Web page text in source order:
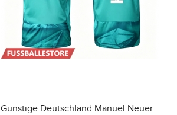
Günstige Deutschland Manuel Neuer